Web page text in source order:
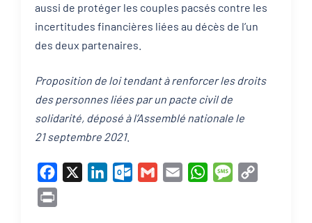
aussi de protéger les couples pacsés contre les
incertitudes financières liées au décès de l’un
des deux partenaires.
Proposition de loi tendant à renforcer les droits
des personnes liées par un pacte civil de
solidarité, déposé à l’Assemblé nationale le
21 septembre 2021.
Facebook LinkedInOutlook.com
Gmail Email WhatsAppMessage